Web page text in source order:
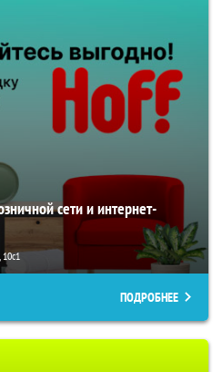
сети и интернет-
ПОДРОБНЕЕ